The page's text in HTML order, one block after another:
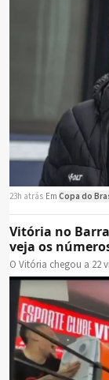
23h atrás Em Copa do
Vitória no
veja os
O Vitória chegou a 22